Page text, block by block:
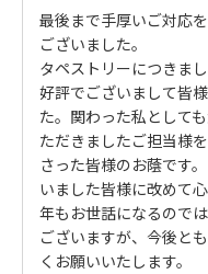
最後まで手厚いご対応
ございました。
タペストリーにつきま
好評でございまして皆
た。関わった私として
ただきましたご担当様
さった皆様のお蔭です
いました皆様に改めて
年もお世話になるので
ございますが、今後と
くお願いいたします。